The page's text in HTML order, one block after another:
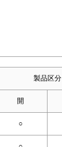
製品区分
開
○